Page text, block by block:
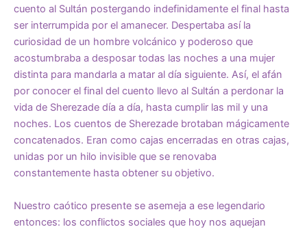
cuento al Sultán postergando indefinidamente el final hasta
ser interrumpida por el amanecer. Despertaba así la
curiosidad de un hombre volcánico y poderoso que
acostumbraba a desposar todas las noches a una mujer
distinta para mandarla a matar al día siguiente. Así, el afán
por conocer el final del cuento llevo al Sultán a perdonar la
vida de Sherezade día a día, hasta cumplir las mil y una
noches. Los cuentos de Sherezade brotaban mágicamente
concatenados. Eran como cajas encerradas en otras cajas,
unidas por un hilo invisible que se renovaba
constantemente hasta obtener su objetivo.
Nuestro caótico presente se asemeja a ese legendario
entonces: los conflictos sociales que hoy nos aquejan